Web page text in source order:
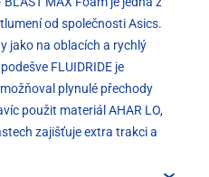
od společnosti Asics.
jako na oblacích a rychlý
FLUIDRIDE je
plynulé přechody
použit materiál AHAR LO,
zajišťuje extra trakci a